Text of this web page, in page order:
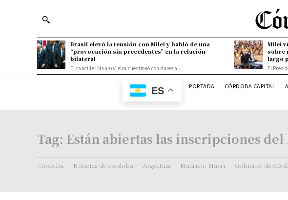
Brasil elevó la tensión con Milei y habló de una
“provocación sin precedentes” en la relación
bilateral
El canciller Mauro Vieira cuestionó con dureza...
Milei
sobre
largo
El
ES PORTADA CÓRDOBA CAPITAL
Tag: Están abiertas las inscripciones
Córdoba Noticias de cordoba Argentina Mauricio Macri Gobierno de